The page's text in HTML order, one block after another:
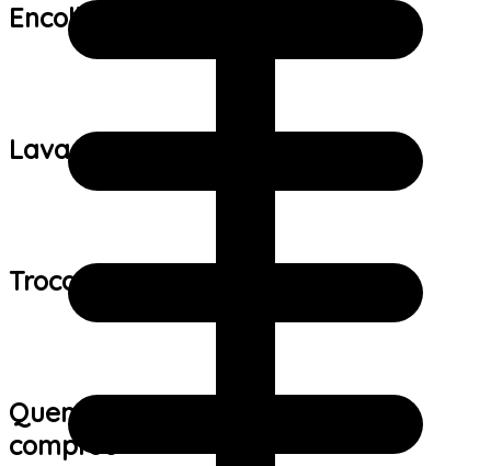
Encolhimento:
Lavagem:
Trocas e devoluções:
Quem viu este produto também
comprou